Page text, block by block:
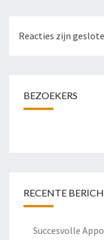
Reacties zijn
BEZOEKERS
RECENTE
Succesvolle